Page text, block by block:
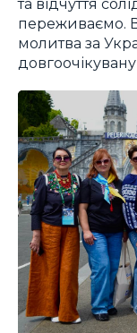
та відчуття
переживаємо.
молитва за